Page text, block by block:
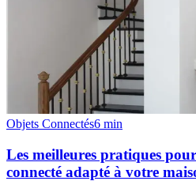
Objets Connectés6 min
Les meilleures pratiques
connecté adapté à votre